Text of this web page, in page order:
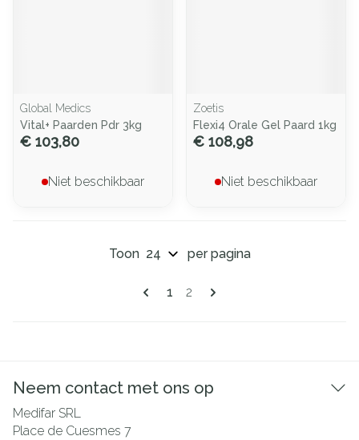
Global Medics
Vital+ Paarden Pdr 3kg
€ 103,80
Niet beschikbaar
Zoetis
Flexi4 Orale Gel Paard 1kg
€ 108,98
Niet beschikbaar
Pagina's
U lees momenteel pagina
1 Pagina
2
Toon per pagina
Neem contact met ons op
Medifar SRL
Place de Cuesmes 7